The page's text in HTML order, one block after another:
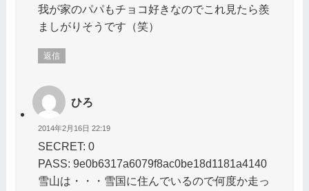
我が家のパパもチョコ好きなのでこれ見たら羨
ましがりそうです（笑）
返信
ひろ
2014年2月16日 22:19
SECRET: 0
PASS: 9e0b6317a6079f8ac0be18d1181a4140
雪山は・・・雪国に住んでいるので何度か走っ